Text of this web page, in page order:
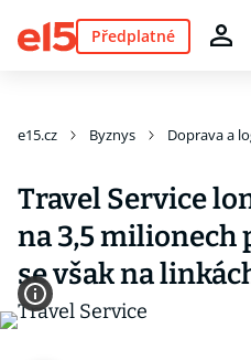
Předplatné
e15.cz Byznys Doprava a
Travel Service
na 3,5 milionech
se však na